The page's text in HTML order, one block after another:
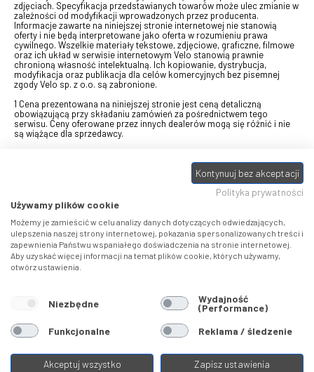
zdjęciach. Specyfikacja przedstawianych towarów może ulec zmianie w
zależności od modyfikacji wprowadzonych przez producenta.
Informacje zawarte na niniejszej stronie internetowej nie stanowią
oferty i nie będą interpretowane jako oferta w rozumieniu prawa
cywilnego. Wszelkie materiały tekstowe, zdjęciowe, graficzne, filmowe
oraz ich układ w serwisie internetowym Velo stanowią prawnie
chronioną własność intelektualną. Ich kopiowanie, dystrybucja,
modyfikacja oraz publikacja dla celów komercyjnych bez pisemnej
zgody Velo sp. z o.o. są zabronione.
1 Cena prezentowana na niniejszej stronie jest ceną detaliczną
obowiązującą przy składaniu zamówień za pośrednictwem tego
serwisu. Ceny oferowane przez innych dealerów mogą się różnić i nie
są wiążące dla sprzedawcy.
swój bon" na towary z oferty VELO, aktualnie dostępnej na stronie
, w ramach sprzedaży premiowej. Dowiedz się jak
stronie promocji. Prezentowana wartość
eBonu uwzględnia fakt wyrażenia - w procesie rejestracji w Panelu
klienta- zgody na otrzymywanie drogą mailową informacji handlowo-
marketingowe, np. newsletter rowerowy. W przypadku braku zgody
wartość eBonu zostanie obniżona o 10 zł.
Pamiętaj, że eBony za produkty SIDI dotyczą zakupów w sklepach
SIDI Center, produkty Castelli zakupów w placówkach tworzących
Castelli Center.
Kontynuuj bez akceptacji
Polityka prywatności
Używamy plików cookie
Możemy je zamieścić w celu analizy danych dotyczących odwiedzających,
ulepszenia naszej strony internetowej, pokazania spersonalizowanych treści i
zapewnienia Państwu wspaniałego doświadczenia na stronie internetowej.
Aby uzyskać więcej informacji na temat plików cookie, których używamy,
otwórz ustawienia.
Niezbędne Wydajność
(Performance)
Funkcjonalne
Reklama / śledzenie
Akceptuj wszystko Zapisz ustawienia